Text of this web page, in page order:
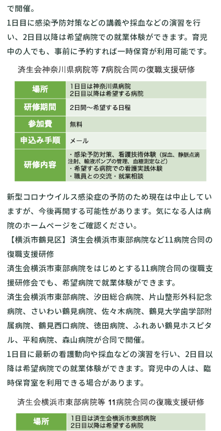
で開催。
1日目に感染予防対策などの講義や採血などの演習を行
い、2日目以降は希望病院での就業体験ができます。育児
中の人でも、事前に予約すれば一時保育が利用可能です。
新型コロナウイルス感染症の予防のため現在は中止してい
ますが、今後再開する可能性があります。気になる人は病
院のホームページをご確認ください。
【横浜市鶴見区】済生会横浜市東部病院など11病院合同の
復職支援研修
済生会横浜市東部病院をはじめとする11病院合同の復職支
援研修会でも、希望病院で就業体験ができます。
済生会横浜市東部病院、汐田総合病院、片山整形外科記念
病院、さいわい鶴見病院、佐々木病院、鶴見大学歯学部附
属病院、鶴見西口病院、徳田病院、ふれあい鶴見ホスピタ
ル、平和病院、森山病院が合同で開催。
1日目に最新の看護動向や採血などの演習を行い、2日目以
降は希望病院での就業体験ができます。育児中の人は、臨
時保育室を利用できる場合があります。